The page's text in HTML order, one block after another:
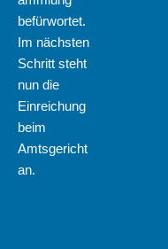
befürwortet.
Im nächsten
Schritt steht
nun die
Einreichung
beim
Amtsgericht
an.